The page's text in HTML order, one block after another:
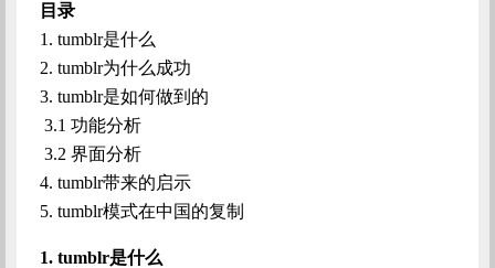
目录
1. tumblr是什么
2. tumblr为什么成功
3. tumblr是如何做到的
3.1 功能分析
3.2 界面分析
4. tumblr带来的启示
5. tumblr模式在中国的复制
1. tumblr是什么